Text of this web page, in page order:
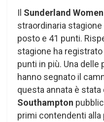
Il Sunderland Women
straordinaria
posto e 41 punti.
stagione ha
punti in più. Una
hanno segnato il
questa annata è stata
Southampton
primi contendenti alla